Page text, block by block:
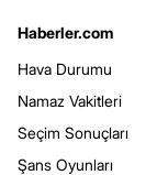
Haberler.com
Hava Durumu
Namaz Vakitleri
Seçim Sonuçları
Şans Oyunları